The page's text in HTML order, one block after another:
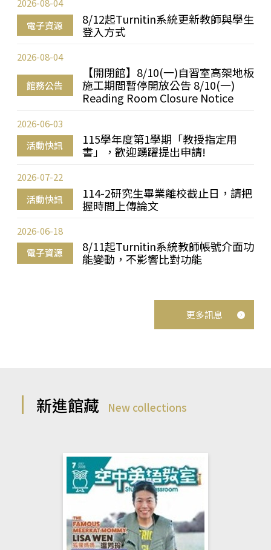
電子資源
8/12起Turnitin系統更新教師與學生
登入方式
2026-08-04
館務公告
【開閉館】8/10(一)自習室高架地板
施工期間暫停開放公告 8/10(一)
Reading Room Closure Notice
2026-08-04
活動快訊
115學年度第1學期「教授指定用
書」，歡迎踴躍提出申請!
2026-06-03
活動快訊
114-2研究生畢業離校截止日，請把
握時間上傳論文
2026-07-22
電子資源
8/11起Turnitin系統教師帳號介面功
能變動，不影響比對功能
2026-06-18
更多訊息
新進館藏 New collections